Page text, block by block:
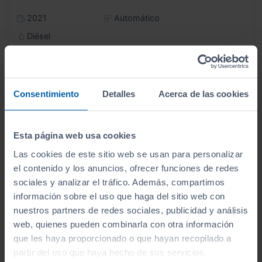
Consentimiento Detalles Acerca de las cookies
Esta página web usa cookies
Las cookies de este sitio web se usan para personalizar
el contenido y los anuncios, ofrecer funciones de redes
sociales y analizar el tráfico. Además, compartimos
información sobre el uso que haga del sitio web con
nuestros partners de redes sociales, publicidad y análisis
web, quienes pueden combinarla con otra información
que les haya proporcionado o que hayan recopilado a
partir del uso que haya hecho de sus servicios.
2021
Automático
Diésel
Encuentra tu vehículopor tipo